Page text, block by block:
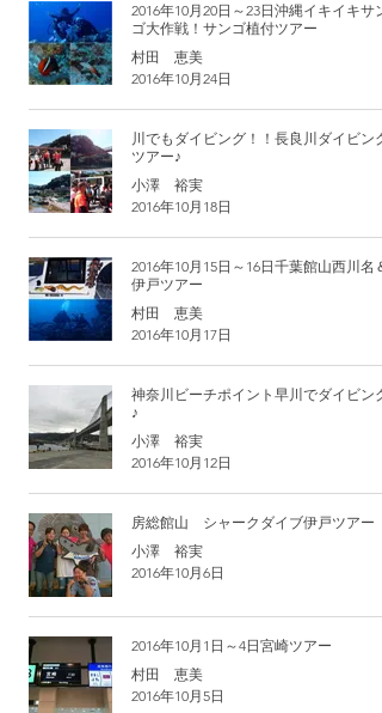
2016年10月20日～23日沖縄イキイキサン
ゴ大作戦！サンゴ植付ツアー
村田 恵美
2016年10月24日
川でもダイビング！！長良川ダイビング
ツアー♪
小澤 裕実
2016年10月18日
2016年10月15日～16日千葉館山西川名＆
伊戸ツアー
村田 恵美
2016年10月17日
神奈川ビーチポイント早川でダイビング
♪
小澤 裕実
2016年10月12日
房総館山 シャークダイブ伊戸ツアー
小澤 裕実
2016年10月6日
2016年10月1日～4日宮崎ツアー
村田 恵美
2016年10月5日